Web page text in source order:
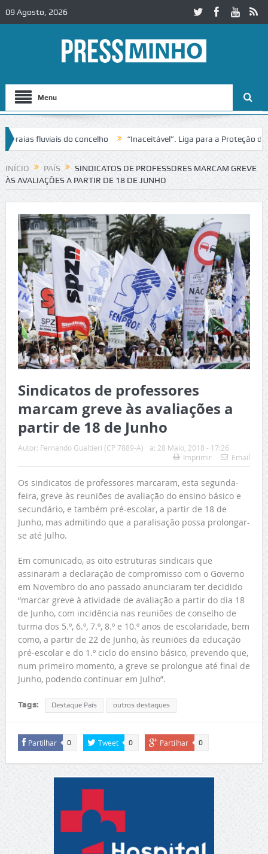
09 Agosto, 2026
Menu
fluviais do concelho “Inaceitável”. Liga para a Proteção da
INÍCIO PAÍS
SINDICATOS DE PROFESSORES MARCAM GREVE
ÀS AVALIAÇÕES A PARTIR DE 18 DE JUNHO
Sindicatos de professores
marcam greve às avaliações a
partir de 18 de Junho
Autor: Fernando Gualtieri (CP 7889-A) a: 28 Maio, 2018 - 17:26
Imprimir
Email
Os sindicatos de professores marcaram, esta segunda-
feira, greve às reuniões de avaliação do ensino básico e
secundário, e também pré-escolar, a partir de 18 de
Junho, mas admitindo que a paralisação possa prolongar-
se até Julho.
Em comunicado, as oito estruturas sindicais que
assinaram a declaração de compromisso com o Governo
em Novembro do ano passado anunciaram ter decidido
“marcar greve à atividade de avaliação a partir do dia 18
de Junho, com incidência nas reuniões de conselho de
turma dos 5.º, 6.º, 7.º, 8.º e 10.º anos de escolaridade, bem
como, a partir de 22 de Junho, às reuniões da educação
pré-escolar e do 1.º ciclo do ensino básico, prevendo que,
num primeiro momento, a greve se prolongue até final de
Junho, podendo continuar em Julho”.
Tags: Destaque País outros destaques
Partilhar 0 Tweet 0 Partilhar 0